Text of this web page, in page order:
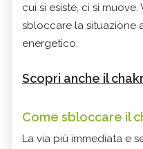
cui si esiste, ci si
sbloccare la situazione
energetico.
Scopri anche il
Come sbloccare il
La via più immediata e